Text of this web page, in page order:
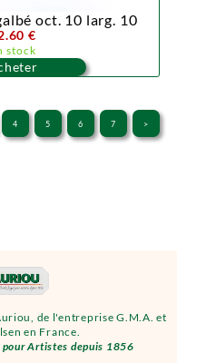
de l'entreprise G.M.A. et
en France.
Artistes depuis 1856
oct. 10 larg. 10
€
stock
4 5 6 7 >